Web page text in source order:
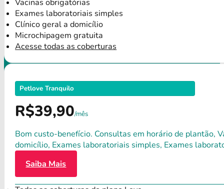
Vacinas obrigatórias
Exames laboratoriais simples
Clínico geral a domicílio
Microchipagem gratuita
Acesse todas as coberturas
Petlove Tranquilo
R$39,90/mês
Bom custo-benefício. Consultas em horário de plantão,
domicílio, Exames laboratoriais simples, Exames
Saiba Mais